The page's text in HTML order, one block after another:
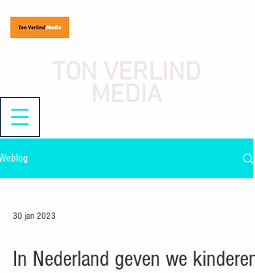
30 jan 2023
In Nederland geven we kinderen